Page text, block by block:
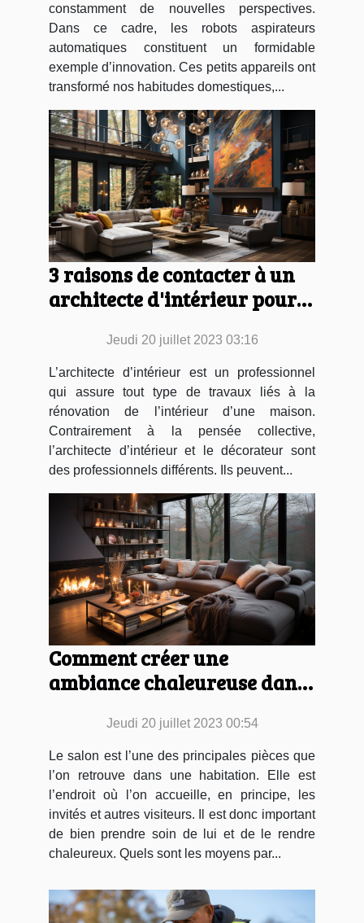
constamment de nouvelles perspectives.
Dans ce cadre, les robots aspirateurs
automatiques constituent un formidable
exemple d’innovation. Ces petits appareils ont
transformé nos habitudes domestiques,...
3 raisons de contacter à un
architecte d'intérieur pour
Jeudi 20 juillet 2023 03:16
L’architecte d’intérieur est un professionnel
qui assure tout type de travaux liés à la
rénovation de l’intérieur d’une maison.
Contrairement à la pensée collective,
l’architecte d’intérieur et le décorateur sont
des professionnels différents. Ils peuvent...
Comment créer une
ambiance chaleureuse dans
Jeudi 20 juillet 2023 00:54
Le salon est l’une des principales pièces que
l’on retrouve dans une habitation. Elle est
l’endroit où l’on accueille, en principe, les
invités et autres visiteurs. Il est donc important
de bien prendre soin de lui et de le rendre
chaleureux. Quels sont les moyens par...